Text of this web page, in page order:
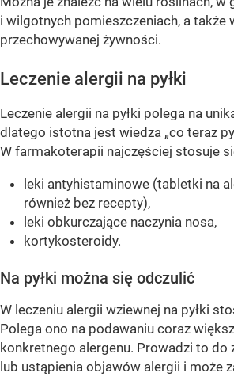
i wilgotnych pomieszczeniach, a także
przechowywanej żywności.
Leczenie alergii na pyłki
Leczenie alergii na pyłki polega na
dlatego istotna jest wiedza „co teraz
W farmakoterapii najczęściej stosuje
leki antyhistaminowe (tabletki na
również bez recepty),
leki obkurczające naczynia nosa,
kortykosteroidy.
Na pyłki można się odczulić
W leczeniu alergii wziewnej na pyłki
Polega ono na podawaniu coraz
konkretnego alergenu. Prowadzi to do
lub ustąpienia objawów alergii i może